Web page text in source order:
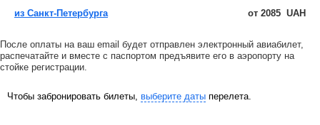
из Санкт-Петербурга от 2085 UAH
После оплаты на ваш email будет отправлен электронный авиабилет,
распечатайте и вместе с паспортом предъявите его в аэропорту на
стойке регистрации.
Чтобы забронировать билеты, выберите даты перелета.